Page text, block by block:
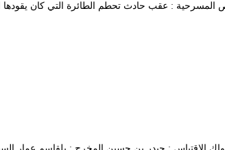
ملخص المسرحية : عقب حادث تحطم الطائرة التي كان